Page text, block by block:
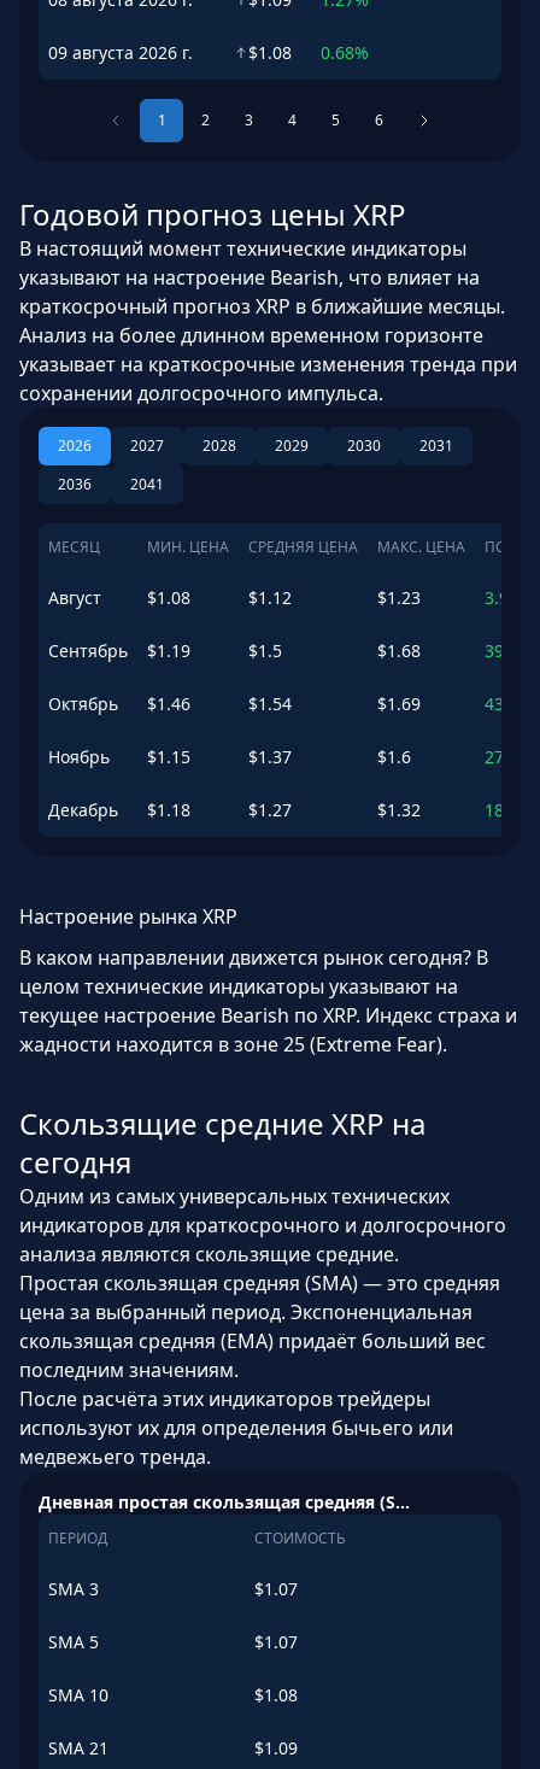
09 августа 2026 г. $1.08 0.68%
1 2 3 4 5 6
Годовой прогноз цены XRP
В настоящий момент технические индикаторы
указывают на настроение Bearish, что влияет на
краткосрочный прогноз XRP в ближайшие месяцы.
Анализ на более длинном временном горизонте
указывает на краткосрочные изменения тренда при
сохранении долгосрочного импульса.
2026 2027 2028 2029 2030
2031
2036
2041
МЕСЯЦ МИН. ЦЕНА СРЕДНЯЯ ЦЕНА МАКС. ЦЕНА
Август $1.08 $1.12 $1.23 3.96
Сентябрь $1.19 $1.5 $1.68 39.61
Октябрь $1.46 $1.54 $1.69 43.27
Ноябрь $1.15 $1.37 $1.6 27.34
Декабрь $1.18 $1.27 $1.32 18.21
Настроение рынка XRP
В каком направлении движется рынок сегодня? В
целом технические индикаторы указывают на
текущее настроение Bearish по XRP. Индекс страха и
жадности находится в зоне 25 (Extreme Fear).
Скользящие средние XRP на
сегодня
Одним из самых универсальных технических
индикаторов для краткосрочного и долгосрочного
анализа являются скользящие средние.
Простая скользящая средняя (SMA) — это средняя
цена за выбранный период. Экспоненциальная
скользящая средняя (EMA) придаёт больший вес
последним значениям.
После расчёта этих индикаторов трейдеры
используют их для определения бычьего или
медвежьего тренда.
Дневная простая скользящая средняя (SMA)
ПЕРИОД СТОИМОСТЬ
SMA 3 $1.07
SMA 5 $1.07
SMA 10 $1.08
SMA 21 $1.09